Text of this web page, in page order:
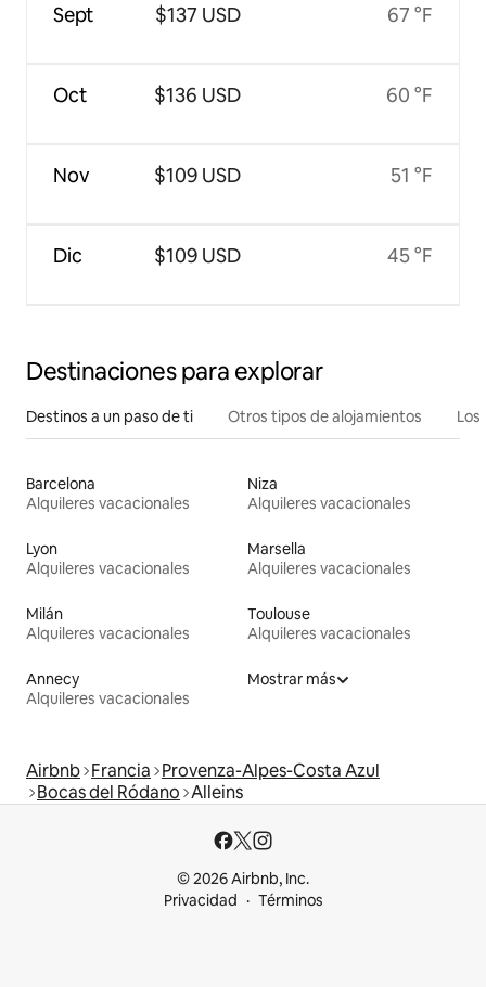
Sept
Oct
Nov
Dic
$137 USD
$136 USD
$109 USD
$109 USD
67 °F
60 °F
51 °F
45 °F
Destinaciones para explorar
Destinos a un paso de ti Otros tipos de alojamientos
Barcelona
Alquileres vacacionales
Niza
Alquileres vacacionales
Lyon
Alquileres vacacionales
Marsella
Alquileres vacacionales
Milán
Alquileres vacacionales
Toulouse
Alquileres vacacionales
Annecy
Alquileres vacacionales
Mostrar más
Airbnb Francia Provenza-Alpes-Costa Azul
Bocas del Ródano Alleins
© 2026 Airbnb, Inc.
Privacidad
Términos